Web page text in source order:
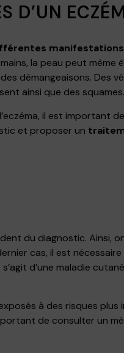
D’UN
la peau peut
démangeaisons. Des
ainsi que des squames.
il est important
et proposer un
du diagnostic. Ainsi,
cas, il est
d’une maladie
à des risques
de consulter un